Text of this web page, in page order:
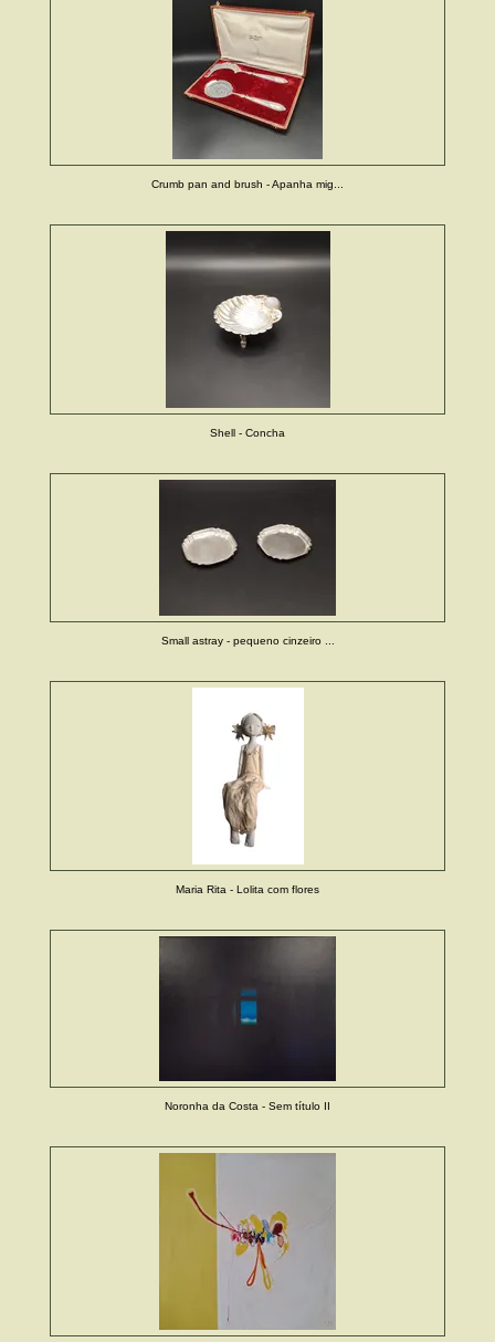
Crumb pan and brush - Apanha mig...
Shell - Concha
Small astray - pequeno cinzeiro ...
Maria Rita - Lolita com flores
Noronha da Costa - Sem título II